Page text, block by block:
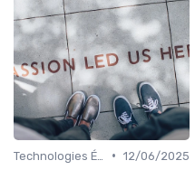
• 12/06/2025